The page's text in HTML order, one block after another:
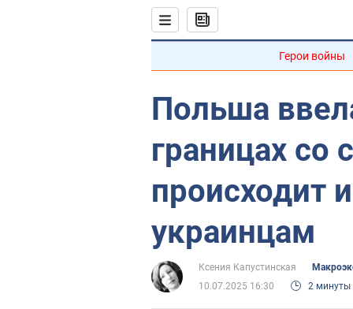
Герои войны
Польша
границах со
происходит
украинцам
Ксения Капустинская
10.07.2025 16:30
2 минуты